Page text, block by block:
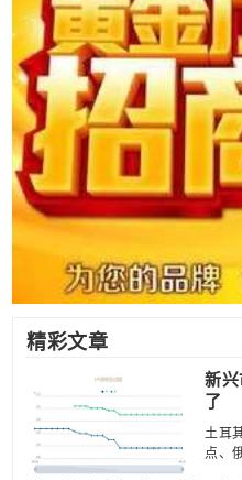
精彩文章
新
了
土耳
点、